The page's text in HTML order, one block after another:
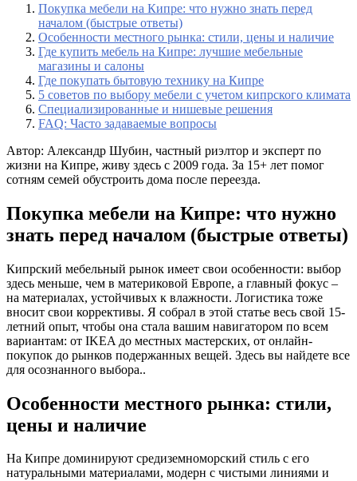
Покупка мебели на Кипре: что нужно знать перед
началом (быстрые ответы)
Особенности местного рынка: стили, цены и наличие
Где купить мебель на Кипре: лучшие мебельные
магазины и салоны
Где покупать бытовую технику на Кипре
5 советов по выбору мебели с учетом кипрского климата
Специализированные и нишевые решения
FAQ: Часто задаваемые вопросы
Автор: Александр Шубин, частный риэлтор и эксперт по
жизни на Кипре, живу здесь с 2009 года. За 15+ лет помог
сотням семей обустроить дома после переезда.
Покупка мебели на Кипре: что нужно
знать перед началом (быстрые ответы)
Кипрский мебельный рынок имеет свои особенности: выбор
здесь меньше, чем в материковой Европе, а главный фокус –
на материалах, устойчивых к влажности. Логистика тоже
вносит свои коррективы. Я собрал в этой статье весь свой 15-
летний опыт, чтобы она стала вашим навигатором по всем
вариантам: от IKEA до местных мастерских, от онлайн-
покупок до рынков подержанных вещей. Здесь вы найдете все
для осознанного выбора..
Особенности местного рынка: стили,
цены и наличие
На Кипре доминируют средиземноморский стиль с его
натуральными материалами, модерн с чистыми линиями и